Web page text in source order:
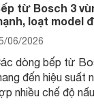
từ Bosch 3
loạt model
06/2026
dòng bếp từ
đến hiệu suất
nhiều chế độ